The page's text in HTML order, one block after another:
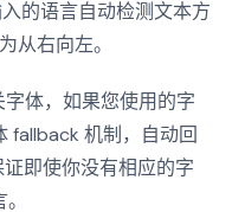
的语言自动检测文本方
从右向左。
体，如果您使用的字
fallback 机制，自动回
即使你没有相应的字